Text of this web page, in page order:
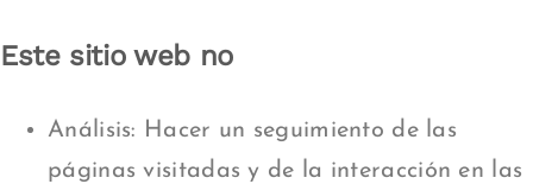
Este sitio web no
Análisis: Hacer un seguimiento de las
páginas visitadas y de la interacción en las